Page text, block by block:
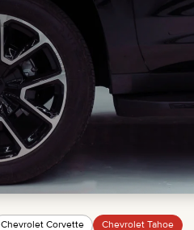
CHEVROLET
Chevrolet Corvette Chevrolet Tahoe